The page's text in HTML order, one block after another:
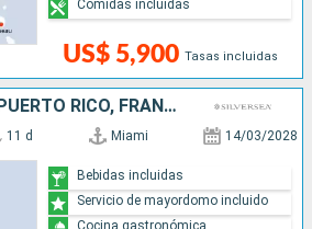
US$ 5,900 Tasas incluidas
Comidas incluidas
ESTADOS UNIDOS, PUERTO RICO, FRANCIA, ANTIGUA Y BARBUDA
11 d Miami 14/03/2028
Bebidas incluidas
Servicio de mayordomo incluido
Cocina gastronómica